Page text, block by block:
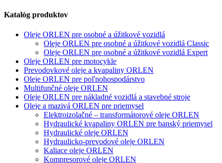
Katalóg produktov
Oleje ORLEN pre osobné a úžitkové vozidlá
Oleje ORLEN pre osobné a úžitkové vozidlá Classic
Oleje ORLEN pre osobné a úžitkové vozidlá Expert
Oleje ORLEN pre motocykle
Prevodovkové oleje a kvapaliny ORLEN
Oleje ORLEN pre poľnohospodárstvo
Multifunčné oleje ORLEN
Oleje ORLEN pre nákladné vozidlá a stavebné stroje
Oleje a mazivá ORLEN pre priemysel
Elektroizolačné – transformátorové oleje ORLEN
Hydraulické kvapaliny ORLEN pre banský priemysel
Hydraulické oleje ORLEN
Hydraulicko-prevodové oleje ORLEN
Kaliace oleje ORLEN
Kompresorové oleje ORLEN